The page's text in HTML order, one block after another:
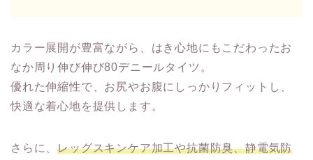
カラー展開が豊富ながら、はき心地にもこだわったお
なか周り伸び伸び80デニールタイツ。
優れた伸縮性で、お尻やお腹にしっかりフィットし、
快適な着心地を提供します。
さらに、レッグスキンケア加工や抗菌防臭、静電気防